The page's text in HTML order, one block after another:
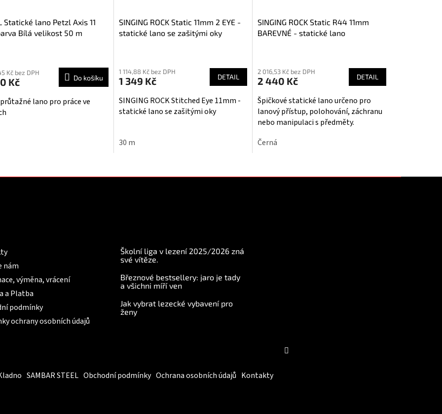
Statické lano Petzl Axis 11
Bílá velikost 50 m
Kč bez DPH
Kč Do košíku
lano pro práce ve
SINGING ROCK Static 11mm 2 EYE -
statické lano se zašitými oky
1 114,88 Kč bez DPH
1 349 Kč DETAIL
SINGING ROCK Stitched Eye 11mm -
statické lano se zašitými oky
30 m
SINGING ROCK Static R44 11mm
BAREVNÉ - statické lano
produktu
je
3,6
z
5
2 016,53 Kč bez DPH
2 440 Kč DETAIL
Špičkové statické lano určeno pro
lanový přístup, polohování, záchranu
nebo manipulaci s předměty.
Černá
v
r
y
p
nám
výměna, vrácení
a Platba
podmínky
ochrany osobních údajů
Školní liga v lezení 2025/2026 zná
své vítěze.
Březnové bestsellery: jaro je tady
a všichni míří ven
Jak vybrat lezecké vybavení pro
ženy
SAMBAR STEEL Obchodní podmínky Ochrana osobních údajů Kontakty